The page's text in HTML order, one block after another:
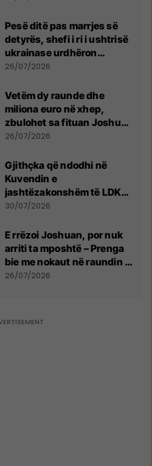
Pesë ditë pas marrjes së
detyrës, shefi i ri i ushtrisë
ukrainase urdhëron
kontroll të madh
26/07/2026
Vetëm dy raunde dhe
miliona euro në xhep,
zbulohet sa fituan Joshua
e Prenga
26/07/2026
Gjithçka që ndodhi në
Kuvendin e
jashtëzakonshëm të LDK-
së
30/07/2026
E rrëzoi Joshuan, por nuk
arriti ta mposhtë – Prenga
bie me nokaut në raundin e
dytë
26/07/2026